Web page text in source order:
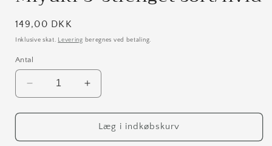
Normalpris
149,00 DKK
Inklusive skat. Levering beregnes ved betaling.
Antal
Reducer
antallet
for
3-
Øg
antallet
for
Miyuki
3-
Læg i indkøbskurv